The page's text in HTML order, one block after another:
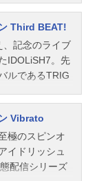
とでしょう。
のTRIGGER
係なく仲の良
なること間違
デビューを果
クした宣伝と
のデビューを
衆目を集め、
た。しかし、
視し、他のア
華やかだが、
世界で彼らは
頂点を目指す
ッシュセブン
アニメシリー
～2018年5月
ほか話数全17
増田俊樹二階
三月：代永翼
：阿部敦六弥
ギュラー番組
を高めていく
だが、活躍の
責任や寄せら
ていく。そん
ターテイナー
ョナルな姿。
幸せにしたい
めに、どう
ちはそれぞれ
Third BEAT!
、記念のライブ
IDOLiSH7。先
ルであるTRIG
た。そんな3グ
一方で、芸能
近づく。噂、敵
た駆け引き。
残れない、華
Vibrato
極のスピンオ
イドリッシュ
配信シリーズ